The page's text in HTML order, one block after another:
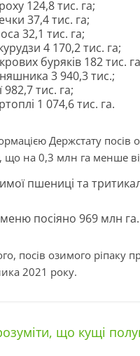
124,8 тис. га;
37,4 тис. га;
32,1 тис. га;
4 170,2 тис. га;
буряків 182 тис.
3 940,3 тис.;
982,7 тис. га;
1 074,6 тис. га.
Держстату
що на 0,3 млн га менше
пшениці та
посіяно 969 млн га.
посів озимого ріпаку
2021 року.
що кущі